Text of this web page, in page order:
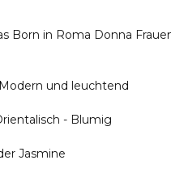
Born in Roma Donna
und leuchtend
- Blumig
Jasmine